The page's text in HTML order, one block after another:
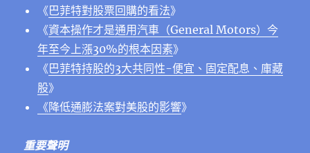
《巴菲特對股票回購的看法》
《資本操作才是通用汽車（General Motors）今
年至今上漲30%的根本因素》
《巴菲特持股的3大共同性-便宜、固定配息、庫藏
股》
《降低通膨法案對美股的影響》
重要聲明